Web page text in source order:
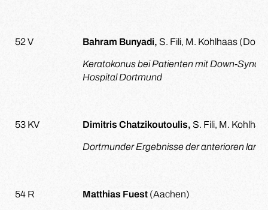
52 V Bahram Bunyadi, S. Fili, M. Kohlhaas
Keratokonus bei Patienten mit Down-
Hospital Dortmund
53 KV Dimitris Chatzikoutoulis, S. Fili, M.
Dortmunder Ergebnisse der anterioren
54 R Matthias Fuest (Aachen)